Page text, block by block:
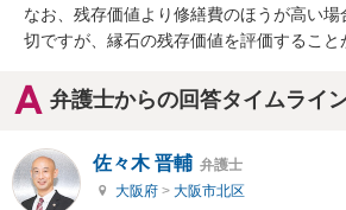
なお、残存価値より修繕費のほうが高い
切ですが、縁石の残存価値を評価すること
弁護士からの回答タイムライ
佐々木 晋輔 弁護士
大阪府 > 大阪市北区